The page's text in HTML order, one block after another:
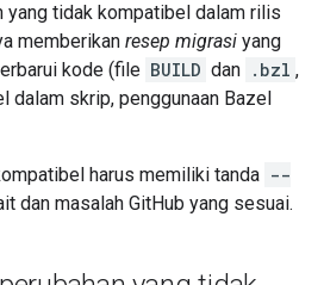
yang tidak kompatibel dalam rilis
memberikan resep migrasi yang
kode (file BUILD dan .bzl ,
dalam skrip, penggunaan Bazel
harus memiliki tanda --
dan masalah GitHub yang sesuai.